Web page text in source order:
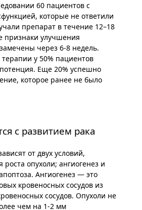
60 пациентов с
которые не ответили
препарат в течение 12–18
признаки улучшения
через 6-8 недель.
у 50% пациентов
Еще 20% успешно
которое ранее не было
с развитием рака
от двух условий,
роста опухоли; ангиогенез и
Ангиогенез — это
кровеносных сосудов из
сосудов. Опухоли не
чем на 1-2 мм